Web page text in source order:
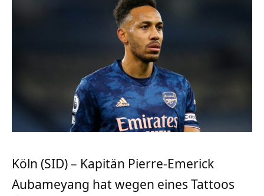
Köln (SID) – Kapitän Pierre-Emerick
Aubameyang hat wegen eines Tattoos